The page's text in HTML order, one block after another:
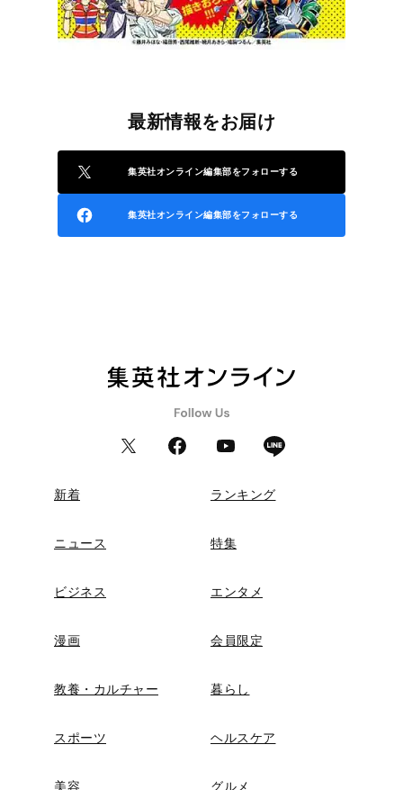
最新情報をお届け
集英社オンライン編集部をフォローする
集英社オンライン編集部をフォローする
新着 ランキング
ニュース 特集
ビジネス エンタメ
漫画 会員限定
教養・カルチャー 暮らし
スポーツ ヘルスケア
美容 グルメ